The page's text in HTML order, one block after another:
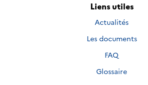
Liens utiles
Actualités
Les documents
FAQ
Glossaire